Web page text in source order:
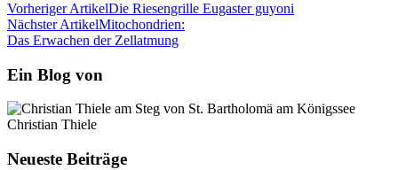
Vorheriger ArtikelDie Riesengrille Eugaster guyoni
Nächster ArtikelMitochondrien:
Das Erwachen der Zellatmung
Ein Blog von
Christian Thiele
Neueste Beiträge